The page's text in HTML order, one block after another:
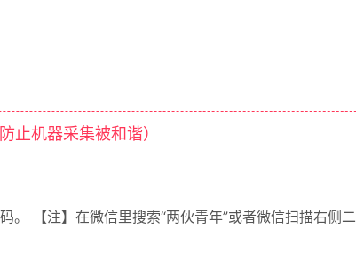
止机器采集被和谐）
。 【注】在微信里搜索“两伙青年”或者微信扫描右侧二